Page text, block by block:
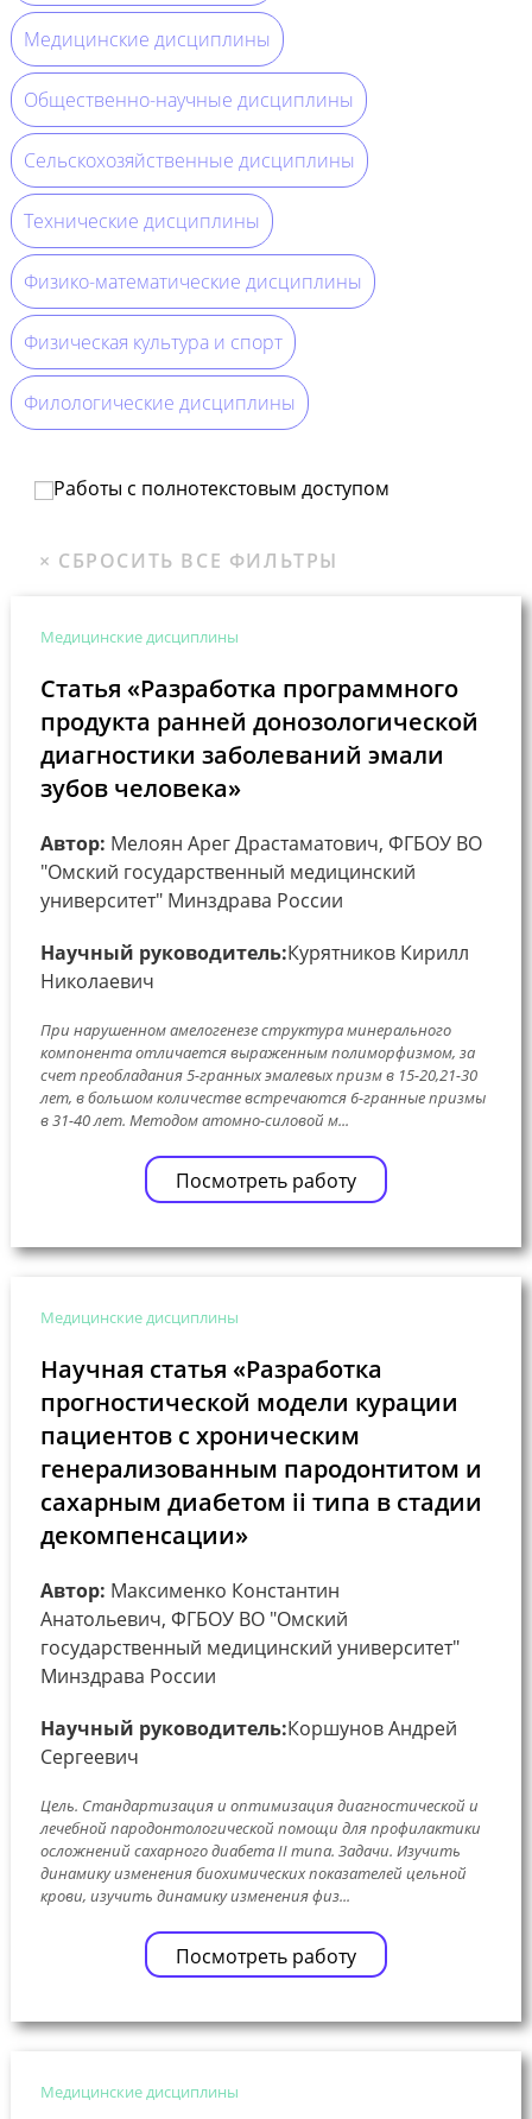
Медицинские дисциплины
Общественно-научные дисциплины
Сельскохозяйственные дисциплины
Технические дисциплины
Физико-математические дисциплины
Физическая культура и спорт
Филологические дисциплины
Работы с полнотекстовым доступом
Медицинские дисциплины
Статья «Разработка программного
продукта ранней донозологической
диагностики заболеваний эмали
зубов человека»
Автор: Мелоян Арег Драстаматович, ФГБОУ ВО
"Омский государственный медицинский
университет" Минздрава России
Научный руководитель:Курятников Кирилл
Николаевич
При нарушенном амелогенезе структура минерального
компонента отличается выраженным полиморфизмом, за
счет преобладания 5-гранных эмалевых призм в 15-20,21-30
лет, в большом количестве встречаются 6-гранные призмы
в 31-40 лет. Методом атомно-силовой м...
Посмотреть работу
Медицинские дисциплины
Научная статья «Разработка
прогностической модели курации
пациентов с хроническим
генерализованным пародонтитом и
сахарным диабетом ii типа в стадии
декомпенсации»
Автор: Максименко Константин
Анатольевич, ФГБОУ ВО "Омский
государственный медицинский университет"
Минздрава России
Научный руководитель:Коршунов Андрей
Сергеевич
Цель. Стандартизация и оптимизация диагностической и
лечебной пародонтологической помощи для профилактики
осложнений сахарного диабета II типа. Задачи. Изучить
динамику изменения биохимических показателей цельной
крови, изучить динамику изменения физ...
Посмотреть работу
Медицинские дисциплины